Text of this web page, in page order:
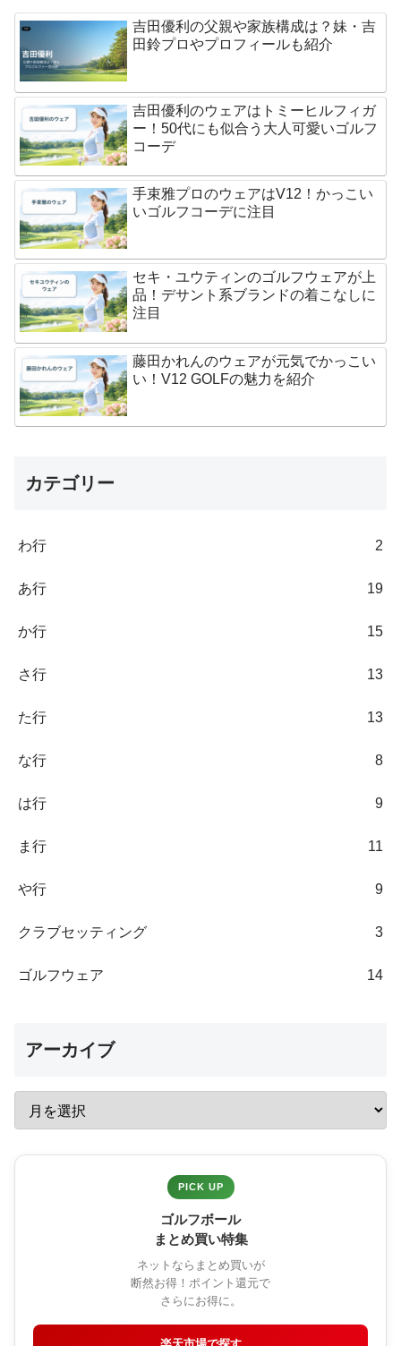
吉田優利の父親や家族構成は？妹・吉
田鈴プロやプロフィールも紹介
吉田優利のウェアはトミーヒルフィガ
ー！50代にも似合う大人可愛いゴルフ
コーデ
手束雅プロのウェアはV12！かっこい
いゴルフコーデに注目
セキ・ユウティンのゴルフウェアが上
品！デサント系ブランドの着こなしに
注目
藤田かれんのウェアが元気でかっこい
い！V12 GOLFの魅力を紹介
カテゴリー
わ行 2
あ行 19
か行 15
さ行 13
た行 13
な行 8
は行 9
ま行 11
や行 9
クラブセッティング 3
ゴルフウェア 14
アーカイブ
PICK UP
ゴルフボール
まとめ買い特集
ネットならまとめ買いが
断然お得！ポイント還元で
さらにお得に。